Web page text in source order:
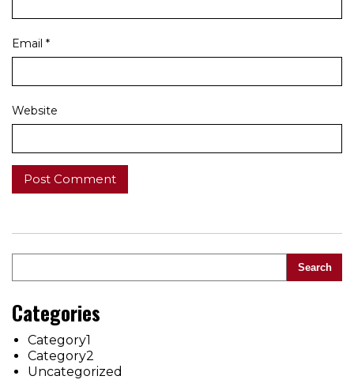
Email *
Website
Search
Categories
Category1
Category2
Uncategorized